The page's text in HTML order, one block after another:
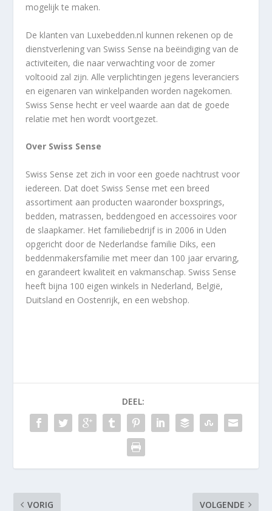
mogelijk te maken.
De klanten van Luxebedden.nl kunnen rekenen op de
dienstverlening van Swiss Sense na beëindiging van de
activiteiten, die naar verwachting voor de zomer
voltooid zal zijn. Alle verplichtingen jegens leveranciers
en eigenaren van winkelpanden worden nagekomen.
Swiss Sense hecht er veel waarde aan dat de goede
relatie met hen wordt voortgezet.
Over Swiss Sense
Swiss Sense zet zich in voor een goede nachtrust voor
iedereen. Dat doet Swiss Sense met een breed
assortiment aan producten waaronder boxsprings,
bedden, matrassen, beddengoed en accessoires voor
de slaapkamer. Het familiebedrijf is in 2006 in Uden
opgericht door de Nederlandse familie Diks, een
beddenmakersfamilie met meer dan 100 jaar ervaring,
en garandeert kwaliteit en vakmanschap. Swiss Sense
heeft bijna 100 eigen winkels in Nederland, België,
Duitsland en Oostenrijk, en een webshop.
DEEL:
VORIG VOLGENDE